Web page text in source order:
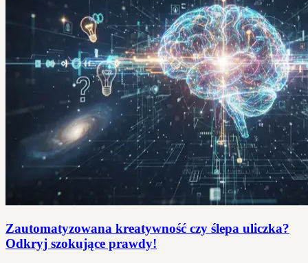
Zautomatyzowana kreatywność czy ślepa uliczka?
Odkryj szokujące prawdy!